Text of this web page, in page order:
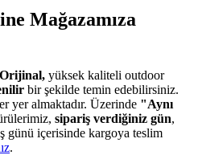
Mağazamıza
yüksek kaliteli outdoor
bir şekilde temin edebilirsiniz.
yer almaktadır. Üzerinde "Aynı
sipariş verdiğiniz gün,
günü içerisinde kargoya teslim
.